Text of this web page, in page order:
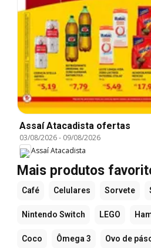
Assaí Atacadista ofertas
03/08/2026- 09/08/2026
Assaí Atacadista
Mais produtos
Café Celulares Sorvete
Nintendo Switch LEGO
Coco Ômega 3 Ovo de